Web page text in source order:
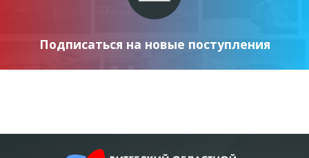
Подписаться на новые поступления